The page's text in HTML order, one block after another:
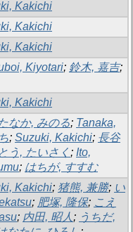
Kakichi
Kakichi
Kakichi
Kiyotari; 鈴木, 嘉吉;
Kakichi
たなか, みのる; Tanaka,
; Suzuki, Kakichi; 長谷
う, たいさく ; Ito,
; はちが, すすむ
Kakichi; 猪熊, 兼勝; い
; 肥塚, 隆保; こえ
; 内田, 昭人 ; うちだ,